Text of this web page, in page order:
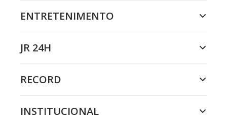
ENTRETENIMENTO
JR 24H
RECORD
INSTITUCIONAL